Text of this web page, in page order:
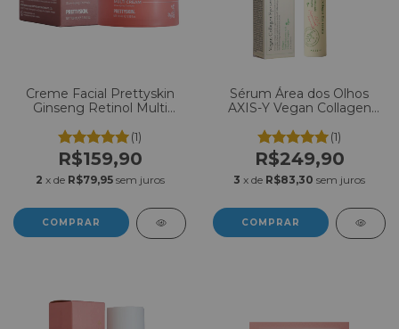
Creme Facial Prettyskin
Ginseng Retinol Multi
(1)
R$159,90
2 x de R$79,95 sem juros
Sérum Área dos Olhos
AXIS-Y Vegan Collagen
(1)
R$249,90
3 x de R$83,30 sem juros